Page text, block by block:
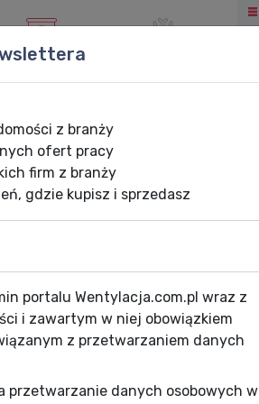
OGRZEWANIE
z branży
ofert pracy
firm z branży
gdzie kupisz i sprzedasz
portalu Wentylacja.com.pl wraz z
i zawartym w niej obowiązkiem
z przetwarzaniem danych
przetwarzanie danych osobowych w